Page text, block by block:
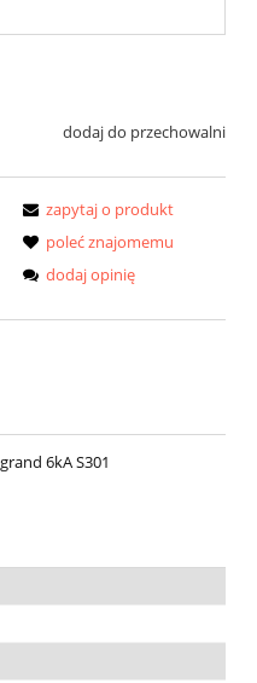
dodaj do przechowalni
zapytaj o produkt
poleć znajomemu
dodaj opinię
6kA S301